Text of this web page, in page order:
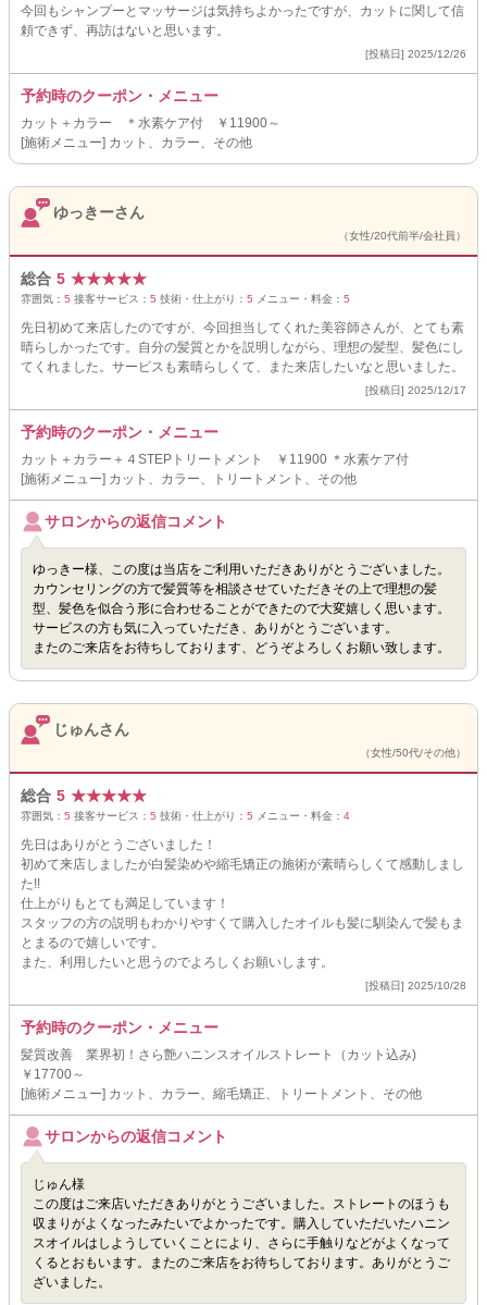
今回もシャンプーとマッサージは気持ちよかったですが、カットに関して信
頼できず、再訪はないと思います。
[投稿日] 2025/12/26
予約時のクーポン・メニュー
カット＋カラー ＊水素ケア付 ￥11900～
[施術メニュー] カット、カラー、その他
ゆっきーさん
（女性/20代前半/会社員）
総合 5 ★★★★★
雰囲気： 5 接客サービス： 5 技術・仕上がり： 5 メニュー・料金： 5
先日初めて来店したのですが、今回担当してくれた美容師さんが、とても素
晴らしかったです。自分の髪質とかを説明しながら、理想の髪型、髪色にし
てくれました。サービスも素晴らしくて、また来店したいなと思いました。
[投稿日] 2025/12/17
予約時のクーポン・メニュー
カット＋カラー＋４STEPトリートメント ￥11900 ＊水素ケア付
[施術メニュー] カット、カラー、トリートメント、その他
サロンからの返信コメント
ゆっきー様、この度は当店をご利用いただきありがとうございました。
カウンセリングの方で髪質等を相談させていただきその上で理想の髪
型、髪色を似合う形に合わせることができたので大変嬉しく思います。
サービスの方も気に入っていただき、ありがとうございます。
またのご来店をお待ちしております、どうぞよろしくお願い致します。
じゅんさん
（女性/50代/その他）
総合 5 ★★★★★
雰囲気： 5 接客サービス： 5 技術・仕上がり： 5 メニュー・料金： 4
先日はありがとうございました！
初めて来店しましたが白髪染めや縮毛矯正の施術が素晴らしくて感動しまし
た!!
仕上がりもとても満足しています！
スタッフの方の説明もわかりやすくて購入したオイルも髪に馴染んで髪もま
とまるので嬉しいです。
また、利用したいと思うのでよろしくお願いします。
[投稿日] 2025/10/28
予約時のクーポン・メニュー
髪質改善 業界初！さら艶ハニンスオイルストレート（カット込み)
￥17700～
[施術メニュー] カット、カラー、縮毛矯正、トリートメント、その他
サロンからの返信コメント
じゅん様
この度はご来店いただきありがとうございました。ストレートのほうも
収まりがよくなったみたいでよかったです。購入していただいたハニン
スオイルはしようしていくことにより、さらに手触りなどがよくなって
くるとおもいます。またのご来店をお待ちしております。ありがとうご
ざいました。